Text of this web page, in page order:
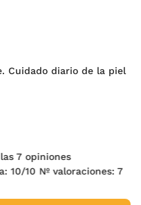
Cuidado diario de la piel
7 opiniones
10/10 Nº valoraciones:7